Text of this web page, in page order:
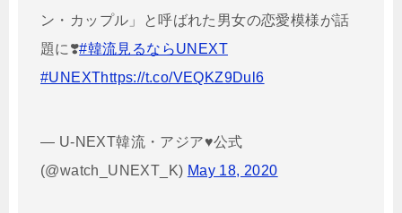
ン・カップル」と呼ばれた男女の恋愛模様が話
題に❣️#韓流見るならUNEXT
#UNEXThttps://t.co/VEQKZ9Dul6
— U-NEXT韓流・アジア♥公式
(@watch_UNEXT_K) May 18, 2020